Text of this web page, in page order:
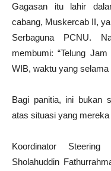
Gagasan itu lahir
cabang, Muskercab II,
Serbaguna PCNU.
membumi: “Telung
WIB, waktu yang selama
Bagi panitia, ini bukan
atas situasi yang
Koordinator
Sholahuddin